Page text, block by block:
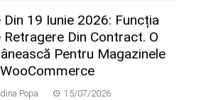
19 Iunie 2026: Funcția
Retragere Din Contract. O
Pentru Magazinele
WooCommerce
Popa 15/07/2026